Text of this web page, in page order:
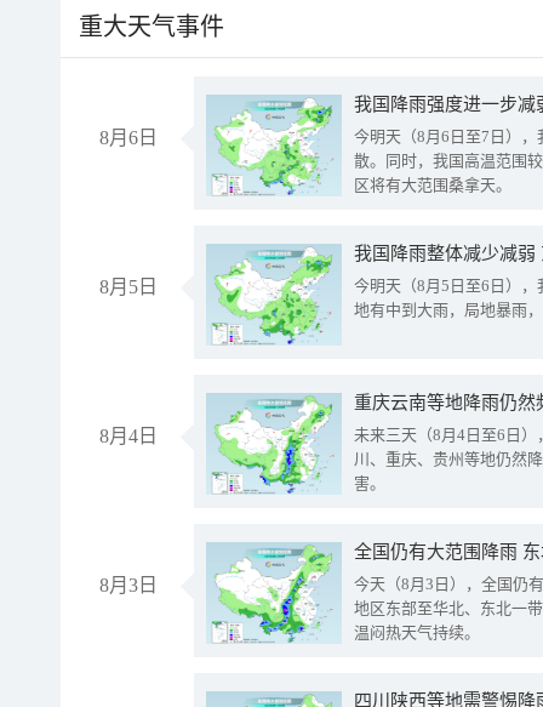
重大天气事件
8月6日
今明天（8月6日至7日）
散。同时，我国高温范围
区将有大范围桑拿天。
8月5日
我国降雨整体减少减弱
今明天（8月5日至6日）
地有中到大雨，局地暴雨
8月4日
重庆云南等地降雨仍然
未来三天（8月4日至6日
川、重庆、贵州等地仍然
害。
8月3日
全国仍有大范围降雨
今天（8月3日），全国仍
地区东部至华北、东北一
温闷热天气持续。